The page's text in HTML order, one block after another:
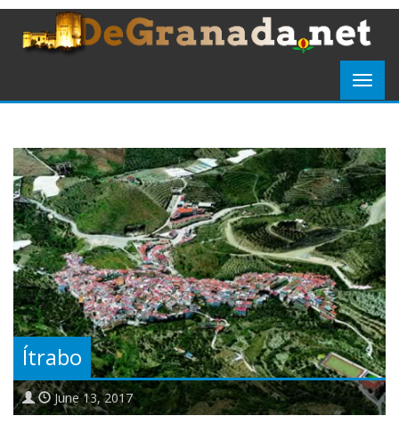
Ítrabo
June 13, 2017